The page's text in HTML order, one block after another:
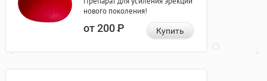
нового поколения!
от 200Р Купить